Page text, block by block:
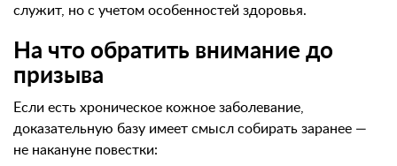
служит, но с учетом особенностей здоровья.
На что обратить внимание до
призыва
Если есть хроническое кожное заболевание,
доказательную базу имеет смысл собирать заранее —
не накануне повестки: